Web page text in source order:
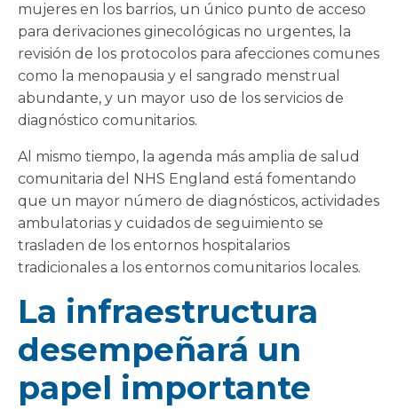
mujeres en los barrios, un único punto de acceso
para derivaciones ginecológicas no urgentes, la
revisión de los protocolos para afecciones comunes
como la menopausia y el sangrado menstrual
abundante, y un mayor uso de los servicios de
diagnóstico comunitarios.
Al mismo tiempo, la agenda más amplia de salud
comunitaria del NHS England está fomentando
que un mayor número de diagnósticos, actividades
ambulatorias y cuidados de seguimiento se
trasladen de los entornos hospitalarios
tradicionales a los entornos comunitarios locales.
La infraestructura
desempeñará un
papel importante